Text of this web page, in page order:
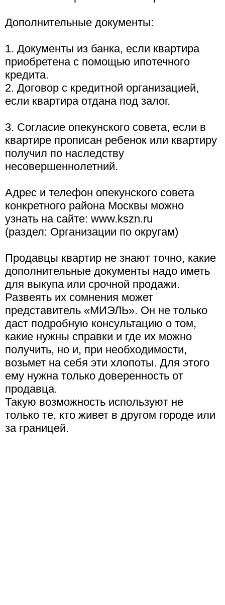
Дополнительные документы:
1. Документы из банка, если квартира
приобретена с помощью ипотечного
кредита.
2. Договор с кредитной организацией,
если квартира отдана под залог.
3. Согласие опекунского совета, если в
квартире прописан ребенок или квартиру
получил по наследству
несовершеннолетний.
Адрес и телефон опекунского совета
конкретного района Москвы можно
узнать на сайте: www.kszn.ru
(раздел: Организации по округам)
Продавцы квартир не знают точно, какие
дополнительные документы надо иметь
для выкупа или срочной продажи.
Развеять их сомнения может
представитель «МИЭЛЬ». Он не только
даст подробную консультацию о том,
какие нужны справки и где их можно
получить, но и, при необходимости,
возьмет на себя эти хлопоты. Для этого
ему нужна только доверенность от
продавца.
Такую возможность используют не
только те, кто живет в другом городе или
за границей.